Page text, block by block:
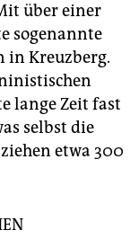
über einer
sogenannte
in Kreuzberg.
lange Zeit fast
selbst die
etwa 300